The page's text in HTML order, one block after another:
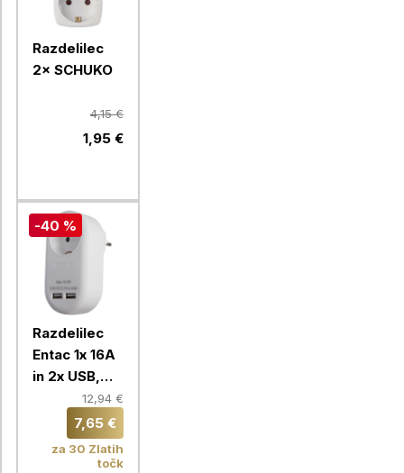
Razdelilec
2× SCHUKO
4,15 €
1,95 €
-40 %
Razdelilec
Entac 1x 16A
in 2x USB,
12,94 €
7,65 €
za 30 Zlatih
točk